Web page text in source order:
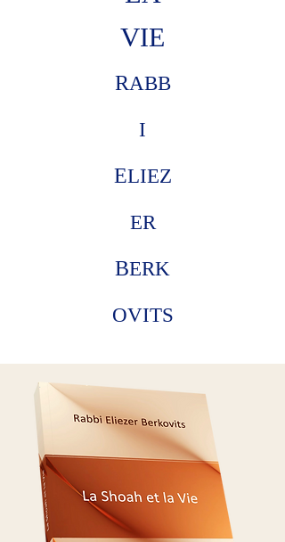
VIE
RABB
I
ELIEZ
ER
BERK
OVITS